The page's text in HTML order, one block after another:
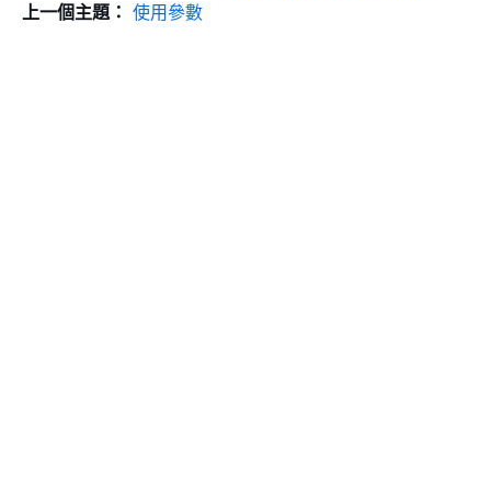
上一個主題： 使用參數